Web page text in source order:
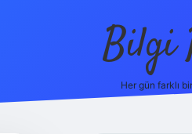
Bilgi
Her gün farklı